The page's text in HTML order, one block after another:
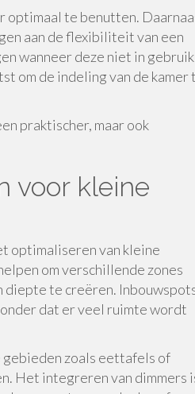
optimaal te benutten.
aan de flexibiliteit van een
wanneer deze niet in
om de indeling van de kamer
praktischer, maar ook
voor kleine
optimaliseren van kleine
om verschillende zones
te creëren.
dat er veel ruimte wordt
gebieden zoals eettafels of
Het integreren van dimmers